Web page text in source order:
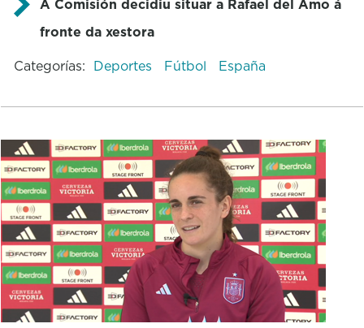
A Comisión decidiu situar a Rafael del Amo á
fronte da xestora
Categorías: Deportes Fútbol España